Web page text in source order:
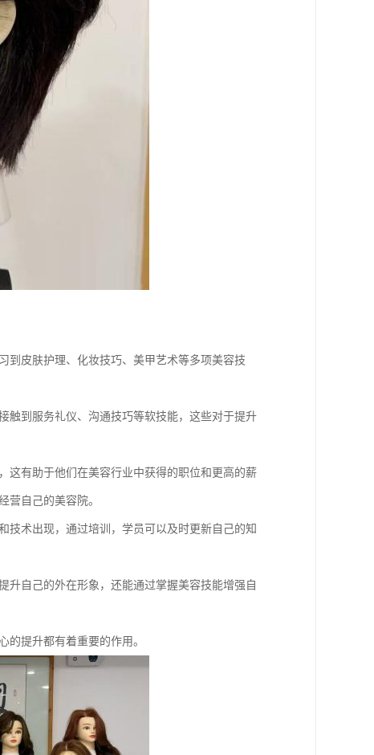
到皮肤护理、化妆技巧、美甲艺术等多项美容技
触到服务礼仪、沟通技巧等软技能，这些对于提升
这有助于他们在美容行业中获得的职位和更高的薪
营自己的美容院。
技术出现，通过培训，学员可以及时更新自己的知
升自己的外在形象，还能通过掌握美容技能增强自
的提升都有着重要的作用。